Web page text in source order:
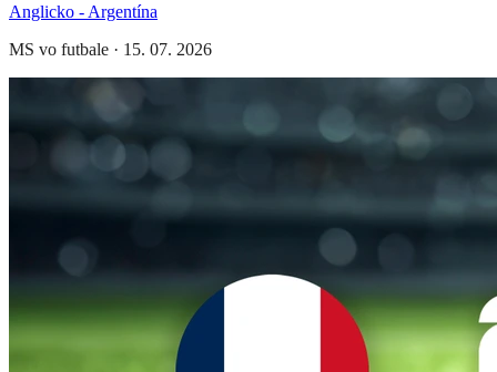
Anglicko - Argentína
MS vo futbale · 15. 07. 2026